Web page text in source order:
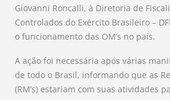
Giovanni Roncalli, à Diretoria de
Controlados do Exército Brasileiro –
o funcionamento das OM’s no país.
A ação foi necessária após várias
de todo o Brasil, informando que as
(RM’s) estariam com suas atividades